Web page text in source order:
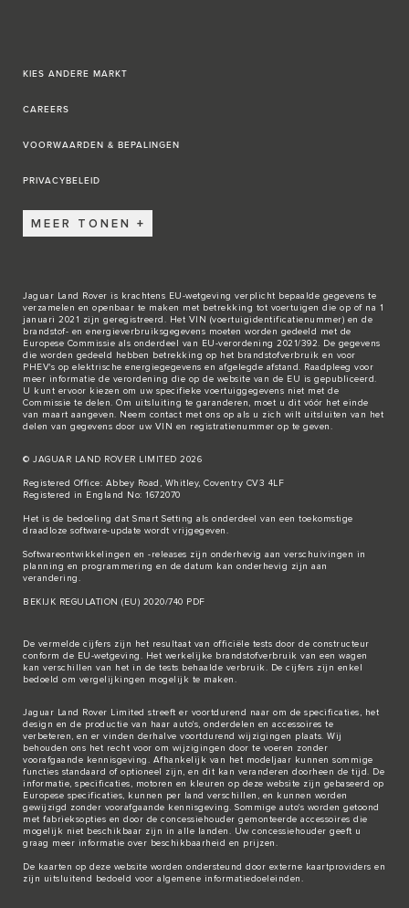
KIES ANDERE MARKT
CAREERS
VOORWAARDEN & BEPALINGEN
PRIVACYBELEID
MEER TONEN
Jaguar Land Rover is krachtens EU-wetgeving verplicht bepaalde gegevens te
verzamelen en openbaar te maken met betrekking tot voertuigen die op of na 1
januari 2021 zijn geregistreerd. Het VIN (voertuigidentificatienummer) en de
brandstof- en energieverbruiksgegevens moeten worden gedeeld met de
Europese Commissie als onderdeel van EU-verordening 2021/392. De gegevens
die worden gedeeld hebben betrekking op het brandstofverbruik en voor
PHEV's op elektrische energiegegevens en afgelegde afstand. Raadpleeg voor
meer informatie de verordening die op de website van de EU is gepubliceerd.
U kunt ervoor kiezen om uw specifieke voertuiggegevens niet met de
Commissie te delen. Om uitsluiting te garanderen, moet u dit vóór het einde
van maart aangeven. Neem contact met ons op als u zich wilt uitsluiten van het
delen van gegevens door uw VIN en registratienummer op te geven.
© JAGUAR LAND ROVER LIMITED 2026
Registered Office: Abbey Road, Whitley, Coventry CV3 4LF
Registered in England No: 1672070
Het is de bedoeling dat Smart Setting als onderdeel van een toekomstige
draadloze software-update wordt vrijgegeven.
Softwareontwikkelingen en -releases zijn onderhevig aan verschuivingen in
planning en programmering en de datum kan onderhevig zijn aan
verandering.
BEKIJK REGULATION (EU) 2020/740 PDF
De vermelde cijfers zijn het resultaat van officiële tests door de constructeur
conform de EU-wetgeving. Het werkelijke brandstofverbruik van een wagen
kan verschillen van het in de tests behaalde verbruik. De cijfers zijn enkel
bedoeld om vergelijkingen mogelijk te maken.
Jaguar Land Rover Limited streeft er voortdurend naar om de specificaties, het
design en de productie van haar auto's, onderdelen en accessoires te
verbeteren, en er vinden derhalve voortdurend wijzigingen plaats. Wij
behouden ons het recht voor om wijzigingen door te voeren zonder
voorafgaande kennisgeving. Afhankelijk van het modeljaar kunnen sommige
functies standaard of optioneel zijn, en dit kan veranderen doorheen de tijd. De
informatie, specificaties, motoren en kleuren op deze website zijn gebaseerd op
Europese specificaties, kunnen per land verschillen, en kunnen worden
gewijzigd zonder voorafgaande kennisgeving. Sommige auto's worden getoond
met fabrieksopties en door de concessiehouder gemonteerde accessoires die
mogelijk niet beschikbaar zijn in alle landen. Uw concessiehouder geeft u
graag meer informatie over beschikbaarheid en prijzen.
De kaarten op deze website worden ondersteund door externe kaartproviders en
zijn uitsluitend bedoeld voor algemene informatiedoeleinden.